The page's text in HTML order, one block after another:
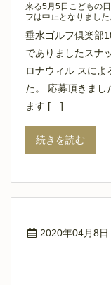
来る5月5日こどもの
フは中止となりました
垂水ゴルフ倶楽部
でありましたスナ
ロナウィル スによ
た。 応募頂きまし
ます […]
続きを読む
2020年04月8日